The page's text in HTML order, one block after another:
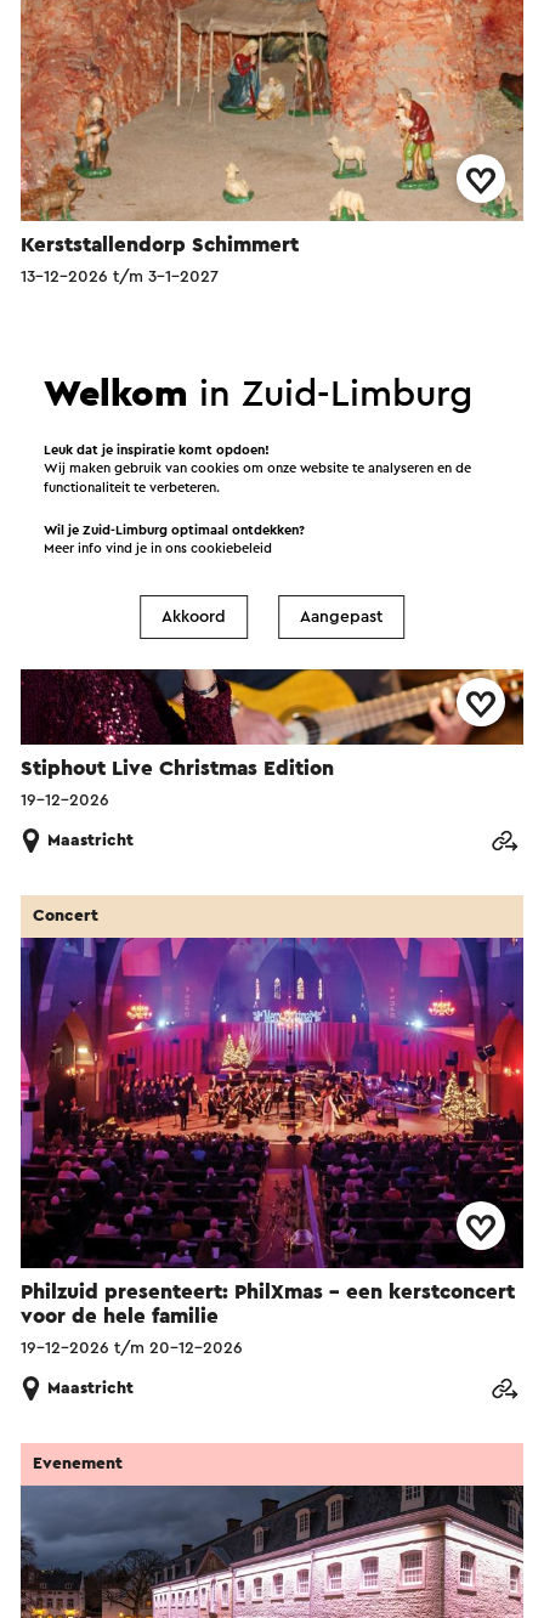
Kerststallendorp Schimmert
13-12-2026 t/m 3-1-2027
Stiphout Live Christmas Edition
Tour
19-12-2026
Maastricht
Philzuid presenteert: PhilXmas - een kerstconcert
voor de hele familie
Concert
19-12-2026 t/m 20-12-2026
Maastricht
Evenement
Welkom in Zuid-Limburg
Leuk dat je inspiratie komt opdoen!
Wij maken gebruik van cookies om onze website te analyseren en de
functionaliteit te verbeteren.
Wil je Zuid-Limburg optimaal ontdekken?
Meer info vind je in onscookiebeleid
Akkoord Aangepast